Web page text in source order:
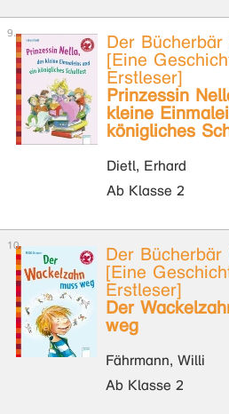
Der
[Eine
Erstleser]
Prinzessin
kleine
königliches
Dietl, Erhard
Ab Klasse 2
Der Bücherbär
[Eine
Erstleser]
Der
weg
Fährmann, Willi
Ab Klasse 2